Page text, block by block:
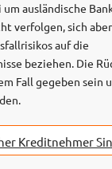
ausländische
verfolgen, sich
auf die
beziehen. Die
Fall gegeben sein
Kreditnehmer